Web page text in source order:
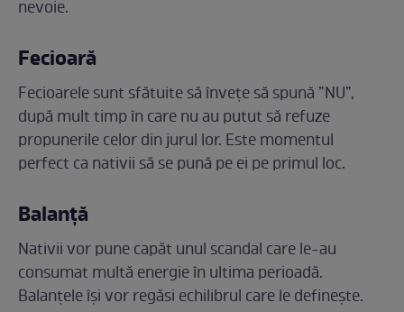
nevoie.
Fecioară
Fecioarele sunt sfătuite să învețe să spună ”NU”,
după mult timp în care nu au putut să refuze
propunerile celor din jurul lor. Este momentul
perfect ca nativii să se pună pe ei pe primul loc.
Balanță
Nativii vor pune capăt unul scandal care le-au
consumat multă energie în ultima perioadă.
Balanțele își vor regăsi echilibrul care le definește.